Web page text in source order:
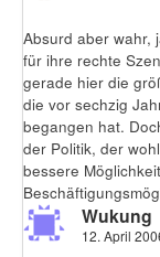
Absurd aber wahr,
für ihre rechte
gerade hier die
die vor sechzig
begangen hat.
der Politik, der
bessere
Wukung
12. April